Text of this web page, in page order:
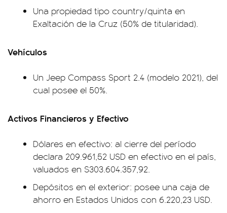
Una propiedad tipo country/quinta en
Exaltación de la Cruz (50% de titularidad).
Vehículos
Un Jeep Compass Sport 2.4 (modelo 2021), del
cual posee el 50%.
Activos Financieros y Efectivo
Dólares en efectivo: al cierre del período
declara 209.961,52 USD en efectivo en el país,
valuados en $303.604.357,92.
Depósitos en el exterior: posee una caja de
ahorro en Estados Unidos con 6.220,23 USD.